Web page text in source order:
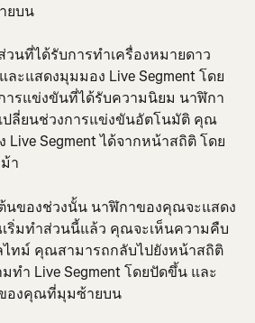
ยบน
นที่ได้รับการทำเครื่องหมายดาว
ะแสดงมุมมอง Live Segment โดย
ารแข่งขันที่ได้รับความนิยม นาฬิกา
ลี่ยนช่วงการแข่งขันอัตโนมัติ คุณ
Live Segment ได้จากหน้าสถิติ โดย
า
นของช่วงนั้น นาฬิกาของคุณจะแสดง
เริ่มทำส่วนนี้แล้ว คุณจะเห็นความคืบ
ทม์ คุณสามารถกลับไปยังหน้าสถิติ
ทำ Live Segment โดยปัดขึ้น และ
องคุณที่มุมซ้ายบน